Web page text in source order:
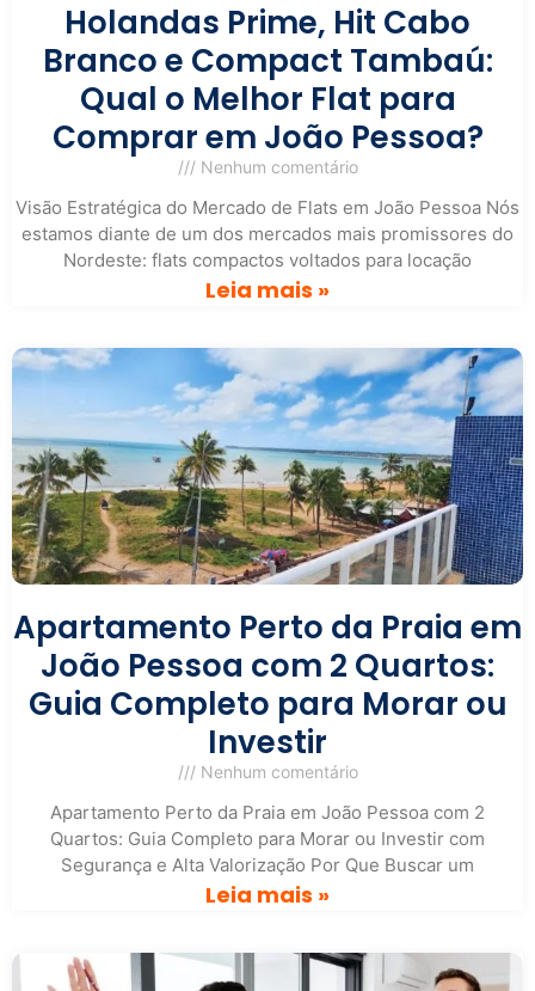
Holandas Prime, Hit Cabo
Branco e Compact Tambaú:
Qual o Melhor Flat para
Comprar em João Pessoa?
Nenhum comentário
Visão Estratégica do Mercado de Flats em João Pessoa Nós
estamos diante de um dos mercados mais promissores do
Nordeste: flats compactos voltados para locação
Leia mais »
Apartamento Perto da Praia em
João Pessoa com 2 Quartos:
Guia Completo para Morar ou
Investir
Nenhum comentário
Apartamento Perto da Praia em João Pessoa com 2
Quartos: Guia Completo para Morar ou Investir com
Segurança e Alta Valorização Por Que Buscar um
Leia mais »